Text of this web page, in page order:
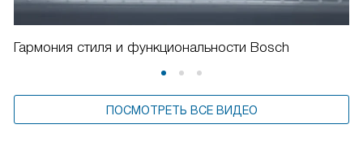
Гармония стиля и функциональности Bosch
ПОСМОТРЕТЬ ВСЕ ВИДЕО